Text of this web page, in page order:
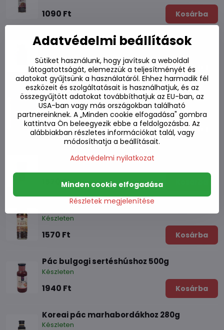
1090 Ft Kosárba
Koreai pác sertéshúshoz 280g
1150 Ft Kosárba
Pác thai BBQ csirkéhez Kai Yang AHG 50g
Készleten
800 Ft Kosárba
Marinád marhahús BBQ Galbi 500g
1570 Ft
Marinád marhahús BBQ Bulgogi 500g
Készleten
1570 Ft Kosárba
Pác bulgogi sertéshúshoz 500g
Készleten
1940 Ft Kosárba
Koreai pác marhabordákhoz 280g
Készleten
Adatvédelmi beállítások
Sütiket használunk, hogy javítsuk a weboldal
látogatottságát, elemezzük a teljesítményét és
adatokat gyűjtsünk a használatáról. Ehhez harmadik fél
eszközeit és szolgáltatásait is használhatjuk, és az
összegyűjtött adatokat továbbíthatjuk az EU-ban, az
USA-ban vagy más országokban található
partnereinknek. A „Minden cookie elfogadása" gombra
kattintva Ön beleegyezik ebbe a feldolgozásba. Az
alábbiakban részletes információkat talál, vagy
módosíthatja a beállításait.
Adatvédelmi nyilatkozat
Részletek megjelenítése
Minden cookie elfogadása